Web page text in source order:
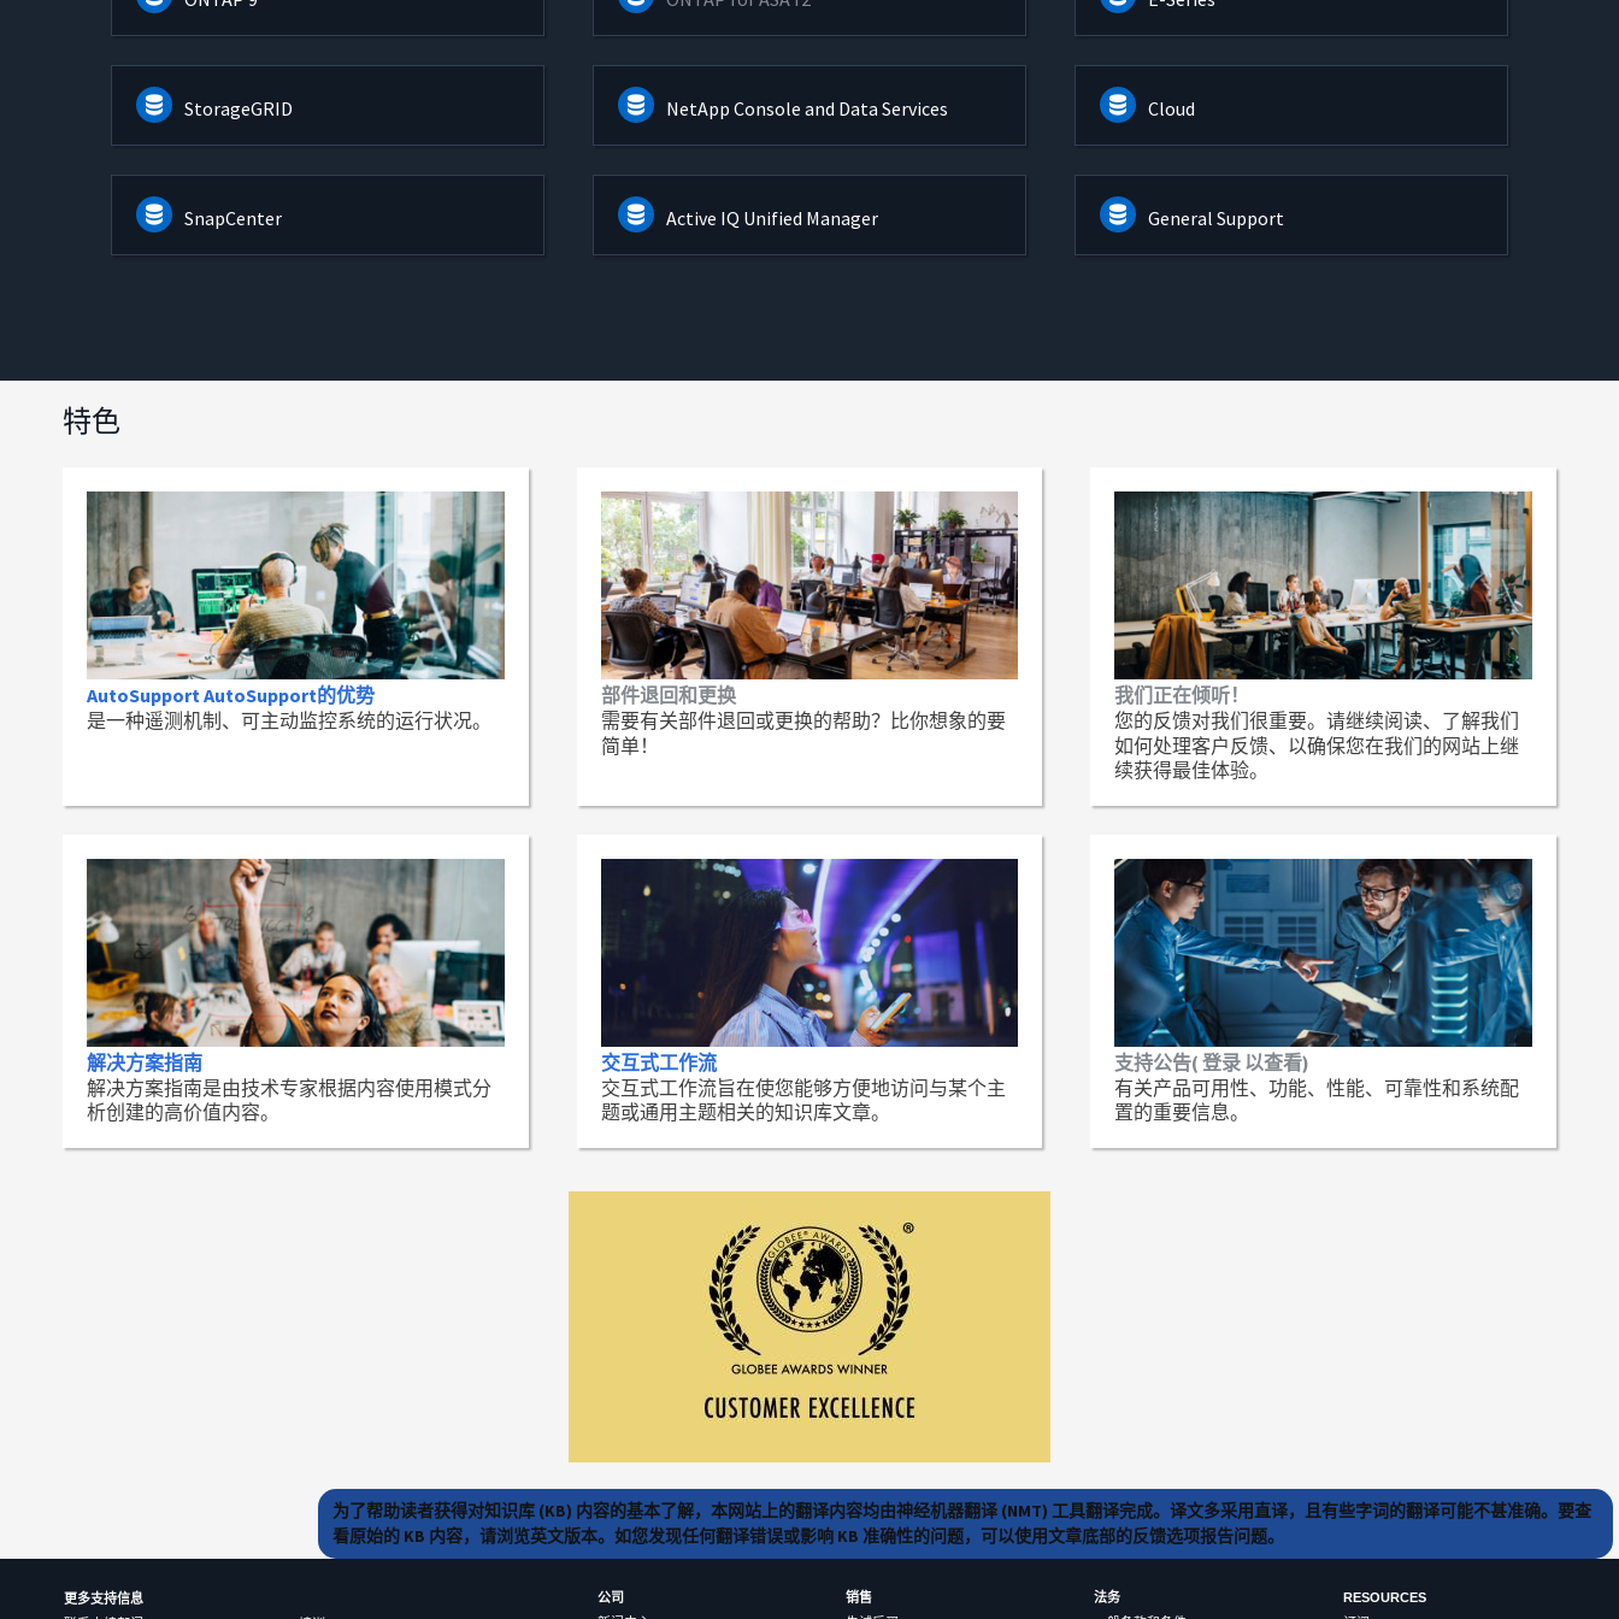
StorageGRID NetApp Console and Data Services Cloud
SnapCenter Active IQ Unified Manager General Support
特色
AutoSupport AutoSupport的优势
是一种遥测机制、可主动监控系统的运行状况。
部件退回和更换
需要有关部件退回或更换的帮助？比你想象的要
简单！
我们正在倾听！
您的反馈对我们很重要。请继续阅读、了解我们
如何处理客户反馈、以确保您在我们的网站上继
续获得最佳体验。
解决方案指南
解决方案指南是由技术专家根据内容使用模式分
析创建的高价值内容。
交互式工作流
交互式工作流旨在使您能够方便地访问与某个主
题或通用主题相关的知识库文章。
支持公告( 登录 以查看)
有关产品可用性、功能、性能、可靠性和系统配
置的重要信息。
为了帮助读者获得对知识库 (KB) 内容的基本了解，本网站上的翻译内容均由神经机器翻译 (NMT) 工具翻译完成。译文多采用直译，且有些字词的翻译可能不甚准确。要查
看原始的 KB 内容，请浏览英文版本。如您发现任何翻译错误或影响 KB 准确性的问题，可以使用文章底部的反馈选项报告问题。
更多支持信息
公司
销售
法务
RESOURCES